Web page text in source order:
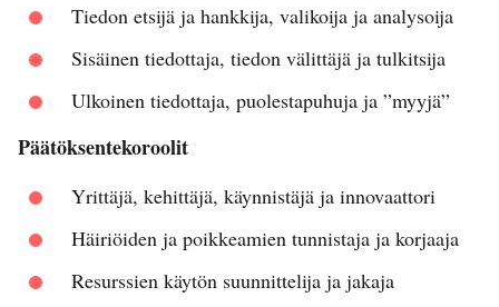
Tiedon etsijä ja hankkija, valikoija ja analysoija
Sisäinen tiedottaja, tiedon välittäjä ja tulkitsija
Ulkoinen tiedottaja, puolestapuhuja ja ”myyjä”
Päätöksentekoroolit
Yrittäjä, kehittäjä, käynnistäjä ja innovaattori
Häiriöiden ja poikkeamien tunnistaja ja korjaaja
Resurssien käytön suunnittelija ja jakaja